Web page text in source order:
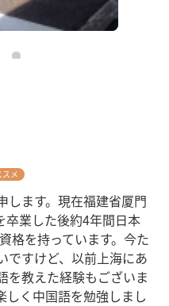
スメ
します。現在福建省厦門
卒業した後約4年間日本
格を持っています。今た
ですけど、以前上海にあ
を教えた経験もございま
しく中国語を勉強しまし